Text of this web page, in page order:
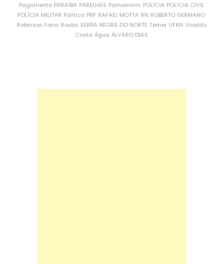
Pagamento PARAÍBA PARELHAS Parnamirim POLÍCIA POLÍCIA CIVIL
POLÍCIA MILITAR Política PRF RAFAEL MOTTA RN ROBERTO GERMANO
Robinson Faria Roubo SERRA NEGRA DO NORTE Temer UFRN Vivaldo
Costa Água ÁLVARO DIAS